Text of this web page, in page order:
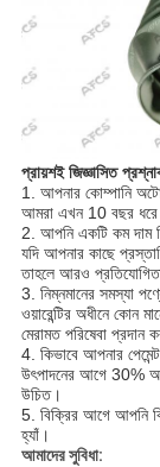
প্রায়শই জিজ্ঞাসিত
1. আপনার কোম্পানি
আমরা এখন 10 বছর ধরে
2. আপনি একটি কম দাম
যদি আপনার কাছে
তাহলে আরও
3. নিম্নমানের সমস্যা
ওয়ারেন্টির অধীনে কোন
মেরামত পরিষেবা প্রদান
4. কিভাবে আপনার
উৎপাদনের আগে 30%
উচিত।
5. বিক্রির আগে আপনি
হ্যাঁ।
আমাদের সুবিধা: